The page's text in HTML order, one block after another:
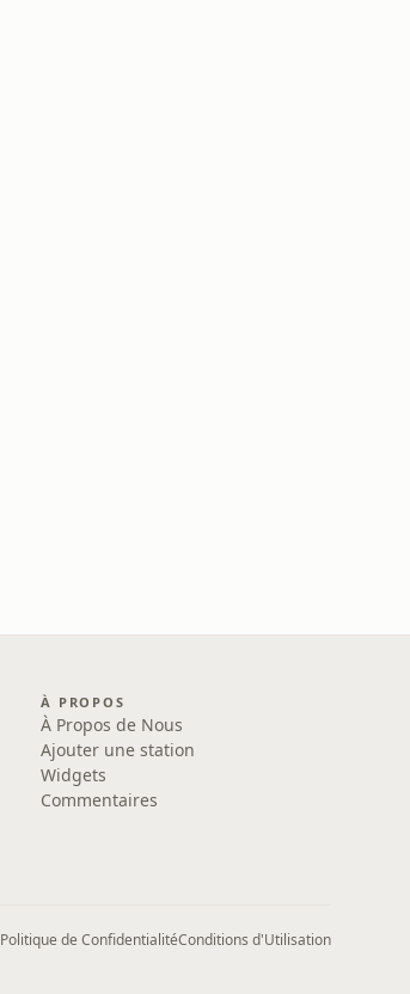
À PROPOS
À Propos de Nous
Ajouter une station
Widgets
Commentaires
Politique de ConfidentialitéConditions d'Utilisation